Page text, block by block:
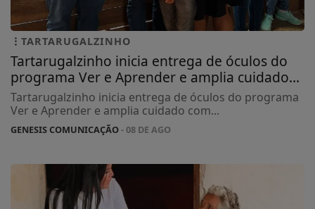
TARTARUGALZINHO
Tartarugalzinho inicia entrega de óculos do
programa Ver e Aprender e amplia cuidado...
Tartarugalzinho inicia entrega de óculos do programa
Ver e Aprender e amplia cuidado com...
GENESIS COMUNICAÇÃO- 08 DE AGO